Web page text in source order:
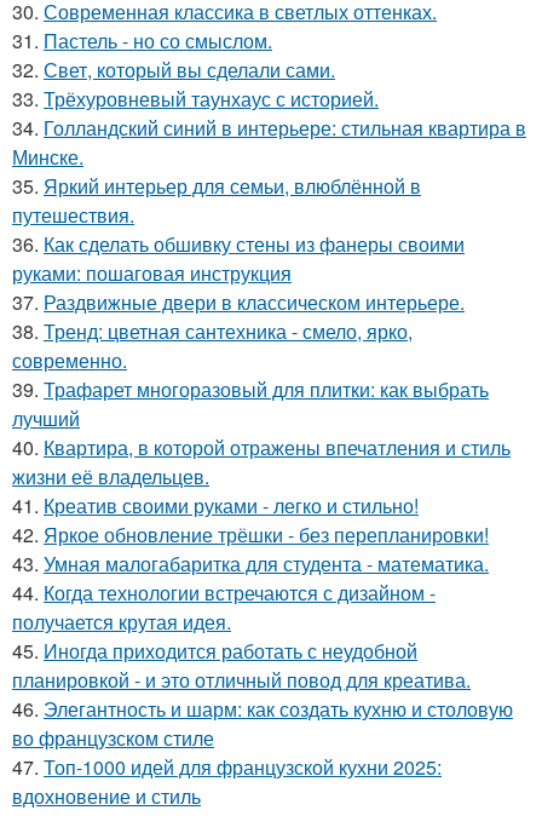
30. Современная классика в светлых оттенках.
31. Пастель - но со смыслом.
32. Свет, который вы сделали сами.
33. Трёхуровневый таунхаус с историей.
34. Голландский синий в интерьере: стильная квартира в
Минске.
35. Яркий интерьер для семьи, влюблённой в
путешествия.
36. Как сделать обшивку стены из фанеры своими
руками: пошаговая инструкция
37. Раздвижные двери в классическом интерьере.
38. Тренд: цветная сантехника - смело, ярко,
современно.
39. Трафарет многоразовый для плитки: как выбрать
лучший
40. Квартира, в которой отражены впечатления и стиль
жизни её владельцев.
41. Креатив своими руками - легко и стильно!
42. Яркое обновление трёшки - без перепланировки!
43. Умная малогабаритка для студента - математика.
44. Когда технологии встречаются с дизайном -
получается крутая идея.
45. Иногда приходится работать с неудобной
планировкой - и это отличный повод для креатива.
46. Элегантность и шарм: как создать кухню и столовую
во французском стиле
47. Топ-1000 идей для французской кухни 2025:
вдохновение и стиль